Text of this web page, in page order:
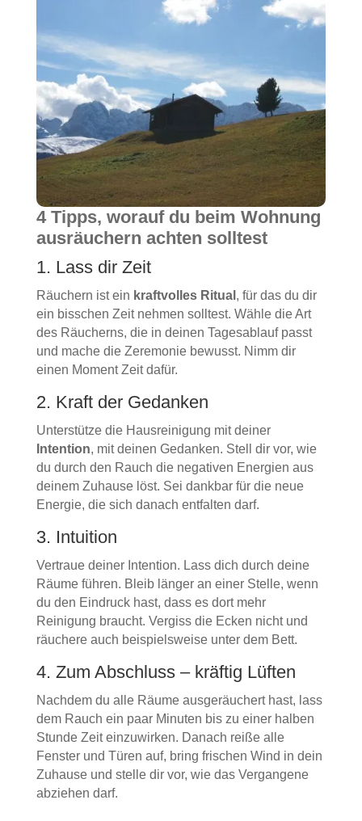
4 Tipps, worauf du beim Wohnung
ausräuchern achten solltest
1. Lass dir Zeit
Räuchern ist ein kraftvolles Ritual , für das du dir
ein bisschen Zeit nehmen solltest. Wähle die Art
des Räucherns, die in deinen Tagesablauf passt
und mache die Zeremonie bewusst. Nimm dir
einen Moment Zeit dafür.
2. Kraft der Gedanken
Unterstütze die Hausreinigung mit deiner
Intention, mit deinen Gedanken. Stell dir vor, wie
du durch den Rauch die negativen Energien aus
deinem Zuhause löst. Sei dankbar für die neue
Energie, die sich danach entfalten darf.
3. Intuition
Vertraue deiner Intention. Lass dich durch deine
Räume führen. Bleib länger an einer Stelle, wenn
du den Eindruck hast, dass es dort mehr
Reinigung braucht. Vergiss die Ecken nicht und
räuchere auch beispielsweise unter dem Bett.
4. Zum Abschluss – kräftig Lüften
Nachdem du alle Räume ausgeräuchert hast, lass
dem Rauch ein paar Minuten bis zu einer halben
Stunde Zeit einzuwirken. Danach reiße alle
Fenster und Türen auf, bring frischen Wind in dein
Zuhause und stelle dir vor, wie das Vergangene
abziehen darf.